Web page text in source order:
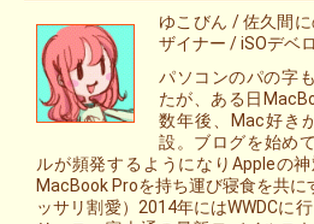
ゆこびん / 佐久間
ザイナー / iSOデベ
パソコンのパの字
たが、ある日
数年後、Mac好き
設。ブログを始め
ルが頻発するようになりAppleの
MacBook Proを持ち運び寝食を共
ッサリ割愛）2014年にはWWDCに